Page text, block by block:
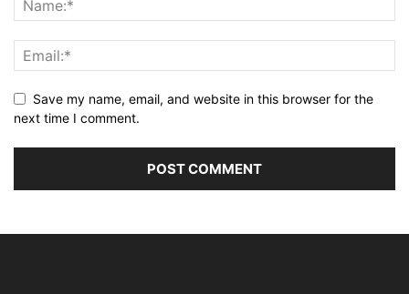
Save my name, email, and website in this browser for the
next time I comment.